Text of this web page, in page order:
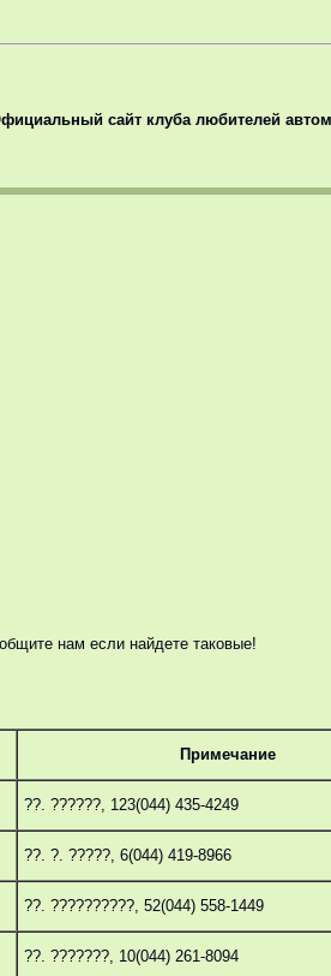
сайт клуба любителей
нам если найдете таковые!
Примечание
??. ??????, 123(044) 435-4249
??. ?. ?????, 6(044) 419-8966
??. ??????????, 52(044) 558-1449
??. ???????, 10(044) 261-8094